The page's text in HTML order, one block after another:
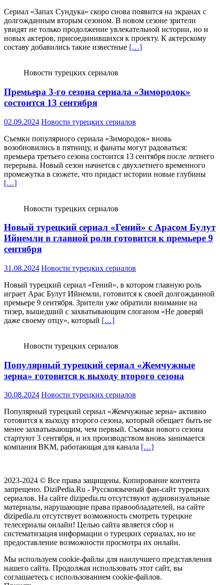
Сериал «Запах Сундука» скоро снова появится на экранах с
долгожданным вторым сезоном. В новом сезоне зрители
увидят не только продолжение увлекательной истории, но и
новых актеров, присоединившихся к проекту. К актерскому
составу добавились такие известные […]
Новости турецких сериалов
Премьера 3-го сезона сериала «Зимородок»
состоится 13 сентября
02.09.2024 Новости турецких сериалов
Съемки популярного сериала «Зимородок» вновь
возобновились в пятницу, и фанаты могут радоваться:
премьера третьего сезона состоится 13 сентября после летнего
перерыва. Новый сезон начнется с двухлетнего временного
промежутка в сюжете, что придаст истории новые глубины
[…]
Новости турецких сериалов
Новый турецкий сериал «Гений» с Арасом Булут
Ийнемли в главной роли готовится к премьере 9
сентября
31.08.2024 Новости турецких сериалов
Новый турецкий сериал «Гений», в котором главную роль
играет Арас Булут Ийнемли, готовится к своей долгожданной
премьере 9 сентября. Зрители уже обратили внимание на
тизер, вышедший с захватывающим слоганом «Не доверяй
даже своему отцу», который […]
Новости турецких сериалов
Популярный турецкий сериал «Жемчужные
зерна» готовится к выходу второго сезона
30.08.2024 Новости турецких сериалов
Популярный турецкий сериал «Жемчужные зерна» активно
готовится к выходу второго сезона, который обещает быть не
менее захватывающим, чем первый. Съемки нового сезона
стартуют 3 сентября, и их производством вновь занимается
компания BKM, работающая для канала […]
2023-2024 © Все права защищены. Копирование контента
запрещено. DiziPedia.Ru - Русскоязычный фан-сайт турецких
сериалов. На сайте dizipedia.ru отсутствуют аудиовизуальные
материалы, нарушающие права правообладателей, на сайте
dizipedia.ru отсутствует возможность смотреть турецкие
телесериалы онлайн! Целью сайта является сбор и
систематизация информации о турецких сериалах, но не
предоставление возможности просмотра их онлайн.
Мы используем cookie-файлы для наилучшего представления
нашего сайта. Продолжая использовать этот сайт, вы
соглашаетесь с использованием cookie-файлов.